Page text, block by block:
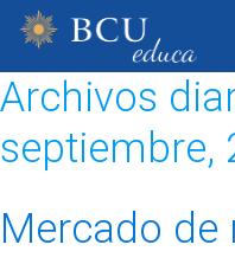
Archivos
septiembre,
Mercado de